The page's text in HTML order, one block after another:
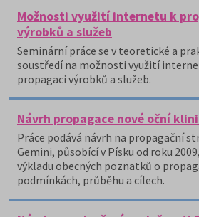
Možnosti využití internetu k
výrobků a služeb
Seminární práce se v teoretické a
soustředí na možnosti využití
propagaci výrobků a služeb.
Návrh propagace nové oční
Práce podává návrh na propagační
Gemini, působící v Písku od roku
výkladu obecných poznatků o
podmínkách, průběhu a cílech.